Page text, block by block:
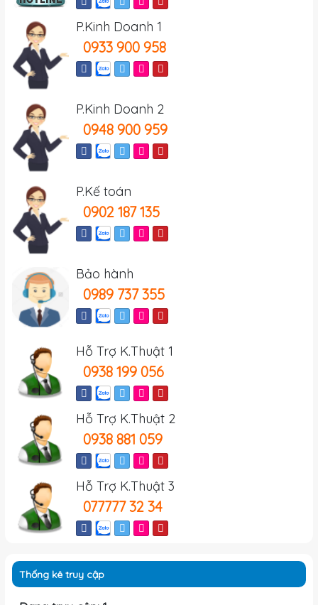
P.Kinh Doanh 1
0933 900 958
P.Kinh Doanh 2
0948 900 959
P.Kế toán
0902 187 135
Bảo hành
0989 737 355
Hỗ Trợ K.Thuật 1
0938 199 056
Hỗ Trợ K.Thuật 2
0938 881 059
Hỗ Trợ K.Thuật 3
077777 32 34
Thống kê truy cập